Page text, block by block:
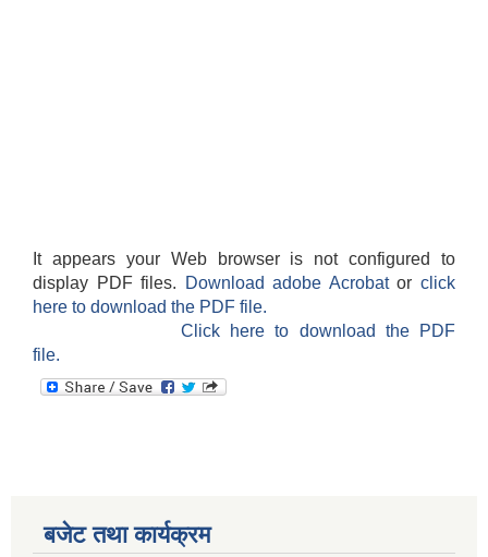
It appears your Web browser is not configured to
display PDF files.
Download adobe Acrobatorclick
here to download the PDF file.
Click here to download the PDF
file.
बजेट तथा कार्यक्रम